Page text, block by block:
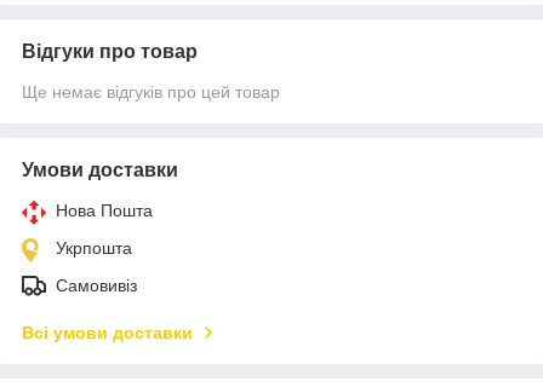
Відгуки про товар
Ще немає відгуків про цей товар
Умови доставки
Нова Пошта
Укрпошта
Самовивіз
Всі умови доставки